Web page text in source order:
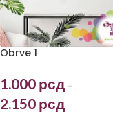
Obrve 1
1.000 рсд –
2.150 рсд